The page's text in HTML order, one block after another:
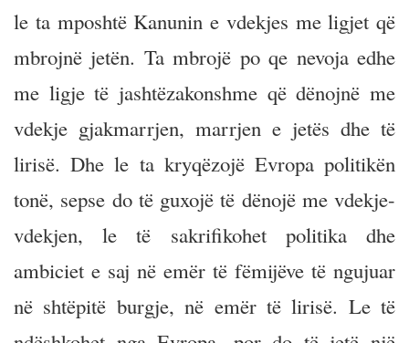
le ta mposhtë Kanunin e vdekjes me ligjet që
mbrojnë jetën. Ta mbrojë po qe nevoja edhe
me ligje të jashtëzakonshme që dënojnë me
vdekje gjakmarrjen, marrjen e jetës dhe të
lirisë. Dhe le ta kryqëzojë Evropa politikën
tonë, sepse do të guxojë të dënojë me vdekje-
vdekjen, le të sakrifikohet politika dhe
ambiciet e saj në emër të fëmijëve të ngujuar
në shtëpitë burgje, në emër të lirisë. Le të